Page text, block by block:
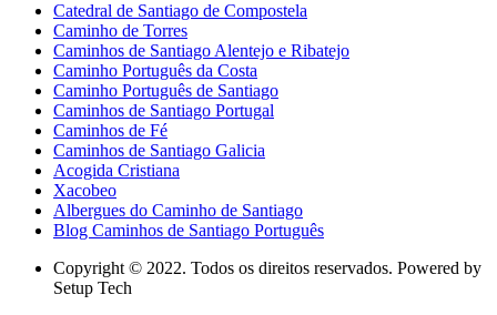
Catedral de Santiago de Compostela
Caminho de Torres
Caminhos de Santiago Alentejo e Ribatejo
Caminho Português da Costa
Caminho Português de Santiago
Caminhos de Santiago Portugal
Caminhos de Fé
Caminhos de Santiago Galicia
Acogida Cristiana
Xacobeo
Albergues do Caminho de Santiago
Blog Caminhos de Santiago Português
Copyright © 2022. Todos os direitos reservados. Powered by
Setup Tech